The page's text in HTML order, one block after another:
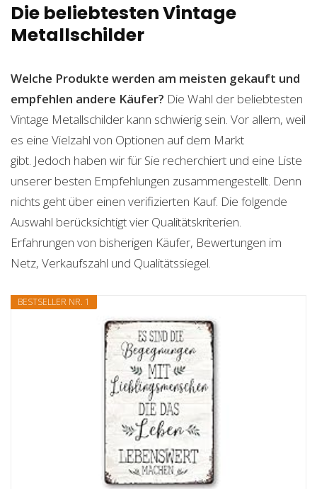
Die beliebtesten Vintage
Metallschilder
Welche Produkte werden am meisten gekauft und
empfehlen andere Käufer? Die Wahl der beliebtesten
Vintage Metallschilder kann schwierig sein. Vor allem, weil
es eine Vielzahl von Optionen auf dem Markt
gibt. Jedoch haben wir für Sie recherchiert und eine Liste
unserer besten Empfehlungen zusammengestellt. Denn
nichts geht über einen verifizierten Kauf. Die folgende
Auswahl berücksichtigt vier Qualitätskriterien.
Erfahrungen von bisherigen Käufer, Bewertungen im
Netz, Verkaufszahl und Qualitätssiegel.
BESTSELLER NR. 1